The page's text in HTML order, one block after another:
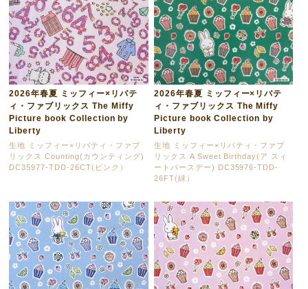
2026年春夏 ミッフィー×リバテ
ィ・ファブリックス The Miffy
Picture book Collection by
Liberty
生地 ミッフィー×リバティ・ファブ
リックス Counting(カウンティング)
DC35977-TDD-26CT(ピンク）
2026年春夏 ミッフィー×リバテ
ィ・ファブリックス The Miffy
Picture book Collection by
Liberty
生地 ミッフィー×リバティ・ファブ
リックス A Sweet Birthday(ア スィ
ートバースデー) DC35976-TDD-
26FT(緑）